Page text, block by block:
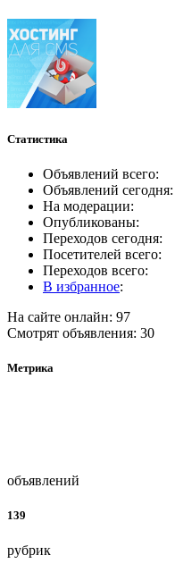
Статистика
Объявлений всего:
Объявлений сегодня:
На модерации:
Опубликованы:
Переходов сегодня:
Посетителей всего:
Переходов всего:
В избранное:
На сайте онлайн: 97
Смотрят объявления: 30
Метрика
объявлений
139
рубрик